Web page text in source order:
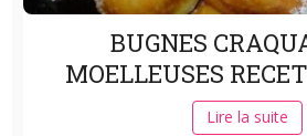
BUGNES
MOELLEUSES
Lire la suite